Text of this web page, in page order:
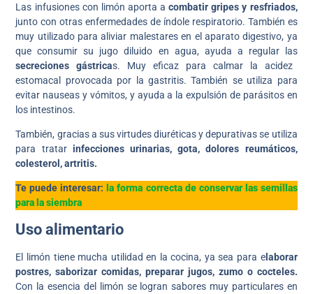
Las infusiones con limón aporta a combatir gripes y resfriados,
junto con otras enfermedades de índole respiratorio. También es
muy utilizado para aliviar malestares en el aparato digestivo, ya
que consumir su jugo diluido en agua, ayuda a regular las
secreciones gástricas. Muy eficaz para calmar la acidez
estomacal provocada por la gastritis. También se utiliza para
evitar nauseas y vómitos, y ayuda a la expulsión de parásitos en
los intestinos.
También, gracias a sus virtudes diuréticas y depurativas se utiliza
para tratarinfecciones urinarias, gota, dolores reumáticos,
colesterol, artritis.
Te puede interesar: la forma correcta de conservar las semillas
para la siembra
Uso alimentario
El limón tiene mucha utilidad en la cocina, ya sea para elaborar
postres, saborizar comidas, preparar jugos, zumo o cocteles.
Con la esencia del limón se logran sabores muy particulares en